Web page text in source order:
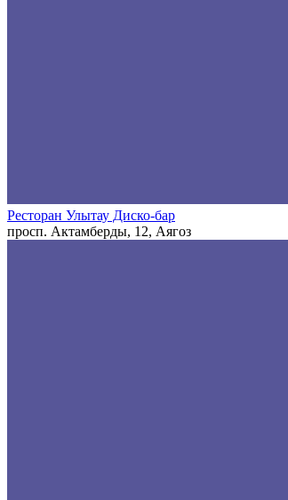
Ресторан Улытау Диско-бар
просп. Актамберды, 12, Аягоз